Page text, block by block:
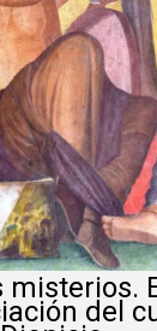
misterios.
del